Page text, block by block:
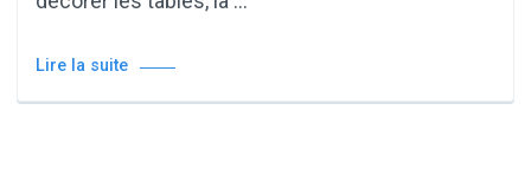
Lire la suite